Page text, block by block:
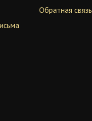
Обратная связь